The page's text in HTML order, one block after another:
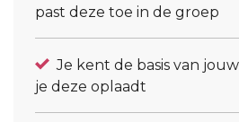
past deze toe in de groep
Je kent de basis van
je deze oplaadt